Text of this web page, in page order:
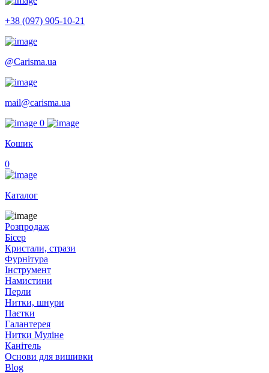
+38 (097) 905-10-21
@Carisma.ua
mail@carisma.ua
0
Кошик
0
Каталог
Розпродаж
Бісер
Кристали, стрази
Фурнітура
Інструмент
Намистини
Перли
Нитки, шнури
Паєтки
Галантерея
Нитки Муліне
Канітель
Основи для вишивки
Blog